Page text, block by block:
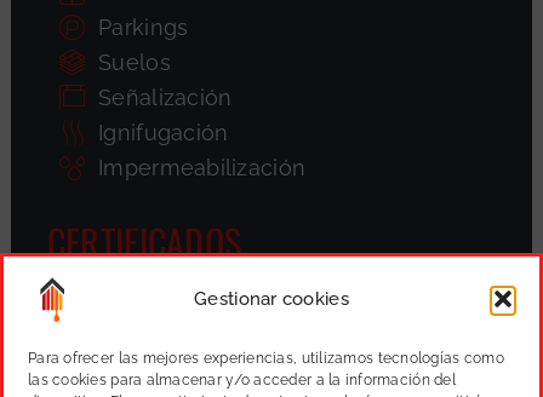
Gestionar cookies
Para ofrecer las mejores experiencias, utilizamos tecnologías como
las cookies para almacenar y/o acceder a la información del
Parkings
Suelos
Señalización
Ignifugación
Impermeabilización
CERTIFICADOS